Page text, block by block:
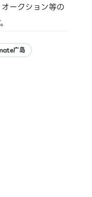
ークション等の
广岛